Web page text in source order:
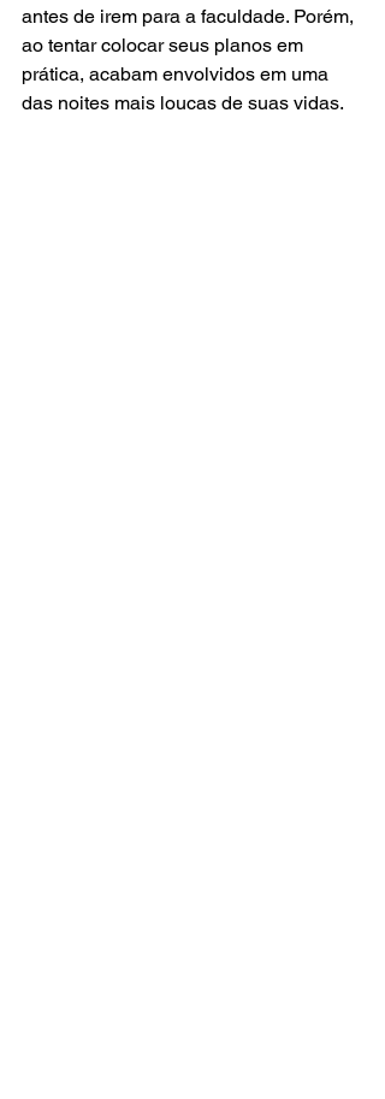
antes de irem para a faculdade. Porém,
ao tentar colocar seus planos em
prática, acabam envolvidos em uma
das noites mais loucas de suas vidas.